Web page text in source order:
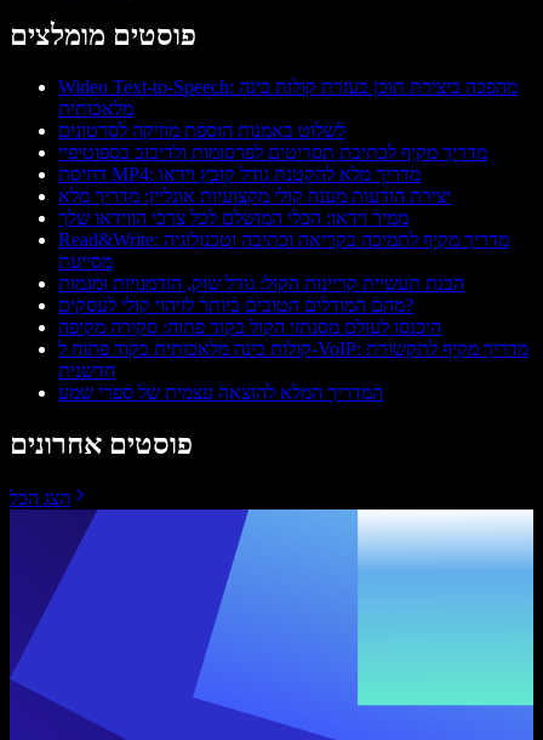
פוסטים מומלצים
Wideo Text-to-Speech: מהפכה ביצירת תוכן בעזרת קולות בינה
מלאכותית
לשלוט באמנות הוספת מוזיקה לסרטונים
מדריך מקיף לכתיבת תסריטים לפרסומות ולדיבוב בספוטיפיי
דחיסת MP4: מדריך מלא להקטנת גודל קובץ וידאו
יצירת הודעות מענה קולי מקצועיות אונליין: מדריך מלא
ממיר וידאו: הכלי המושלם לכל צרכי הווידאו שלך
Read&Write: מדריך מקיף לתמיכה בקריאה וכתיבה וטכנולוגיה
מסייעת
הבנת תעשיית קריינות הקול: גודל שוק, הזדמנויות ומגמות
מהם המודלים הטובים ביותר לזיהוי קולי לעסקים?
היכנסו לעולם מסנתזי הקול בקוד פתוח: סקירה מקיפה
קולות בינה מלאכותית בקוד פתוח ל-VoIP: מדריך מקיף לתקשורת
חדשנית
המדריך המלא להוצאה עצמית של ספרי שמע
פוסטים אחרונים
הצג הכל